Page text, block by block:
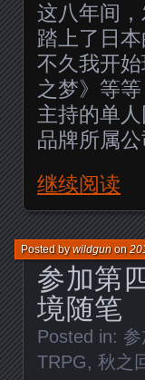
这八年间
踏上了日
不久我开
之梦》等
主持的单
品牌所属公
继续阅读
参加第
境随笔
Posted bywildgunon
Posted in:
TRPG, 秋之